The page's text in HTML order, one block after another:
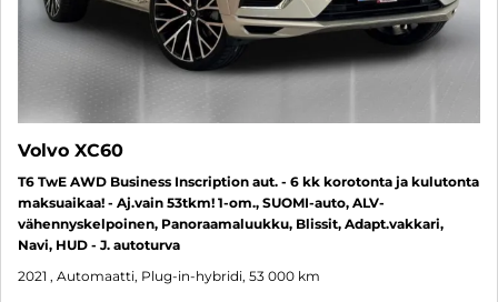
Volvo XC60
T6 TwE AWD Business Inscription aut. - 6 kk korotonta ja kulutonta
maksuaikaa! - Aj.vain 53tkm! 1-om., SUOMI-auto, ALV-
vähennyskelpoinen, Panoraamaluukku, Blissit, Adapt.vakkari,
Navi, HUD - J. autoturva
2021 , Automaatti, Plug-in-hybridi, 53 000 km